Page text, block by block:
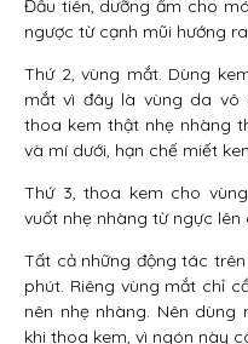
Đầu tiên, dưỡng ẩm cho
ngược từ cạnh mũi hướng
Thứ 2, vùng mắt. Dùng
mắt vì đây là vùng da vô
thoa kem thật nhẹ nhàng
và mí dưới, hạn chế miết
Thứ 3, thoa kem cho
vuốt nhẹ nhàng từ ngực lên
Tất cả những động tác
phút. Riêng vùng mắt chỉ
nên nhẹ nhàng. Nên
khi thoa kem, vì ngón này